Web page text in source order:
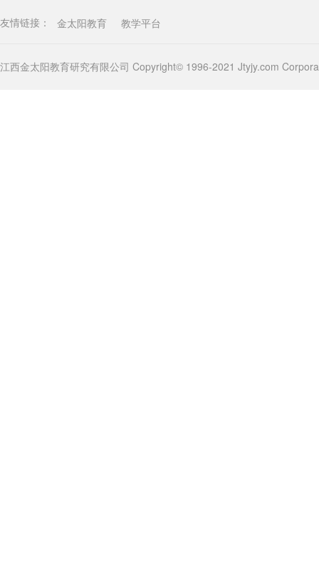
友情链接： 金太阳教育 教学平台
江西金太阳教育研究有限公司 Copyright© 1996-2021 Jtyjy.com